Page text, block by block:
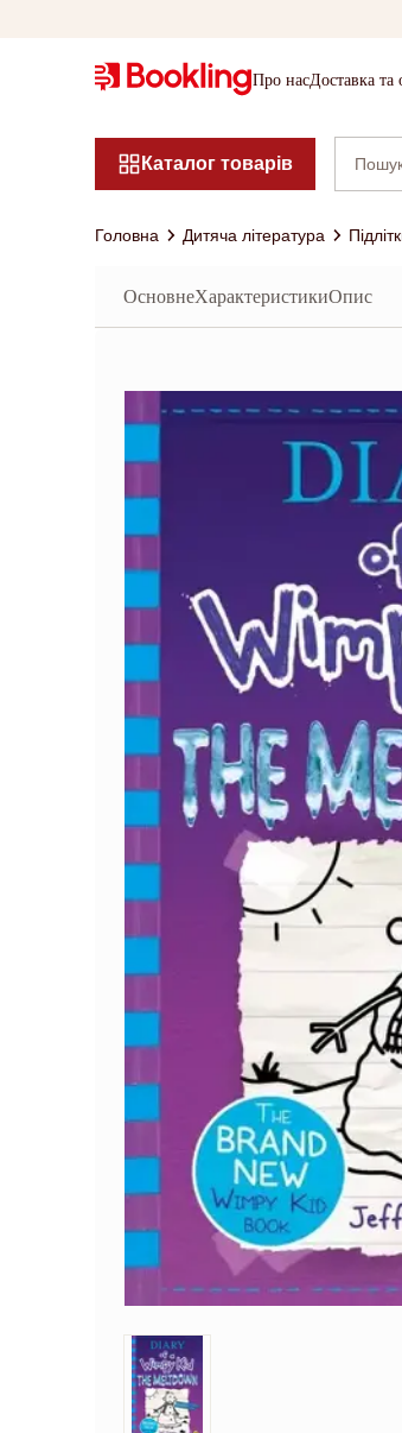
Про насДоставка та
Каталог товарів
Головна Дитяча література
ОсновнеХарактеристикиОпис